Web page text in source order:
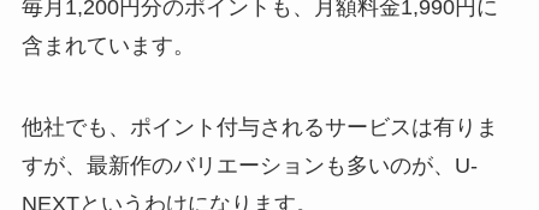
毎月1,200円分のポイントも、月額料金1,990円に
含まれています。
他社でも、ポイント付与されるサービスは有りま
すが、最新作のバリエーションも多いのが、U-
NEXTというわけになります。